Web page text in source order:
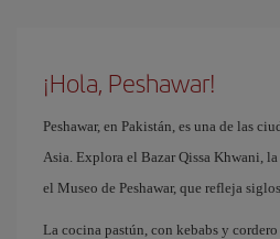
¡Hola, Peshawar!
Peshawar, en Pakistán, es una de las
Asia. Explora el Bazar Qissa Khwani,
el Museo de Peshawar, que refleja
La cocina pastún, con kebabs y